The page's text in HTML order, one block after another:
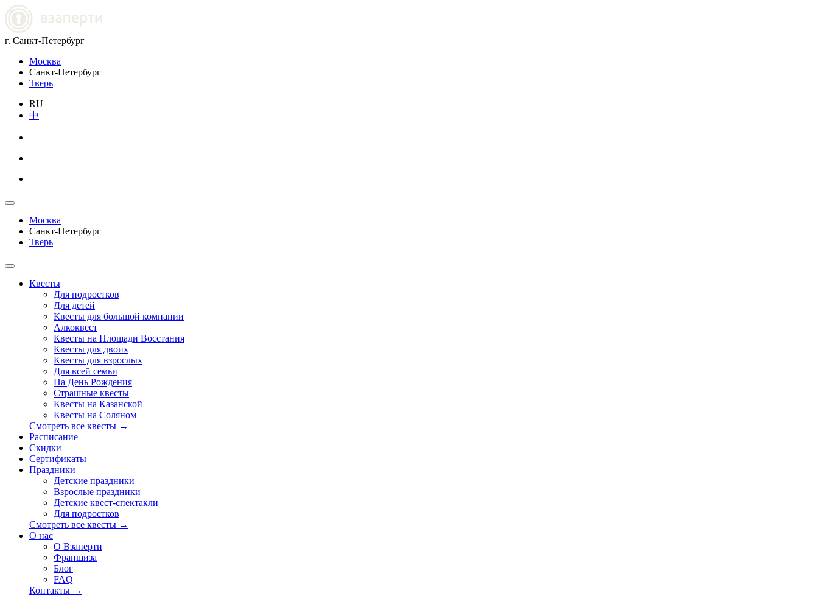
г. Санкт-Петербург
Москва
Санкт-Петербург
Тверь
RU
中
Москва
Санкт-Петербург
Тверь
Квесты
Для подростков
Для детей
Квесты для большой компании
Алкоквест
Квесты на Площади Восстания
Квесты для двоих
Квесты для взрослых
Для всей семьи
На День Рождения
Страшные квесты
Квесты на Казанской
Квесты на Соляном
Смотреть все квесты →
Расписание
Скидки
Сертификаты
Праздники
Детские праздники
Взрослые праздники
Детские квест-спектакли
Для подростков
Смотреть все квесты →
О нас
О Взаперти
Франшиза
Блог
FAQ
Контакты →